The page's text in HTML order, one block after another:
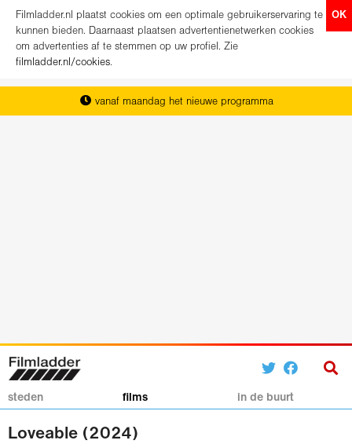
OK
Filmladder.nl plaatst cookies om een optimale gebruikerservaring te
kunnen bieden. Daarnaast plaatsen advertentienetwerken cookies
om advertenties af te stemmen op uw profiel. Zie
filmladder.nl/cookies.
vanaf maandag het nieuwe programma
het complete overzicht van Nederland
koop direct je kaartjes
steden films in de buurt
Loveable (2024)